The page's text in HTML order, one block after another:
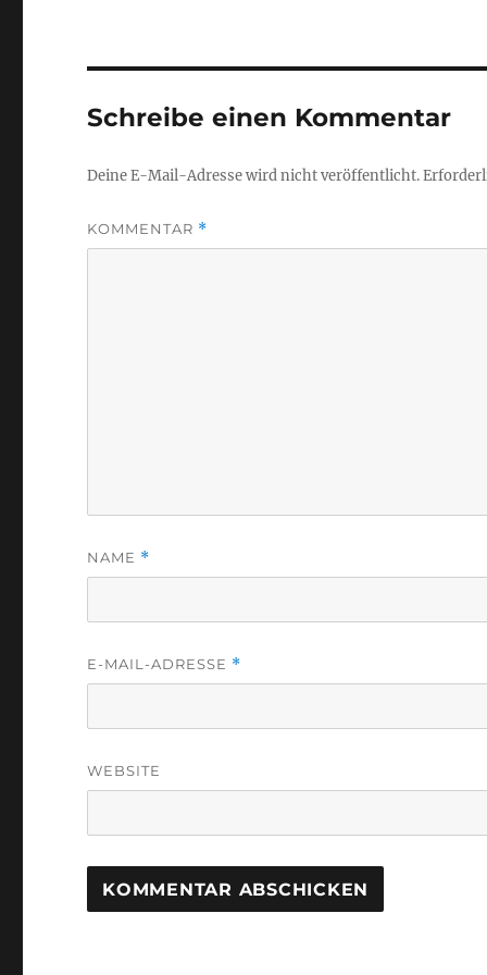
Schreibe einen Kommentar
Deine E-Mail-Adresse wird nicht veröffentlicht.
KOMMENTAR *
NAME *
E-MAIL-ADRESSE *
WEBSITE